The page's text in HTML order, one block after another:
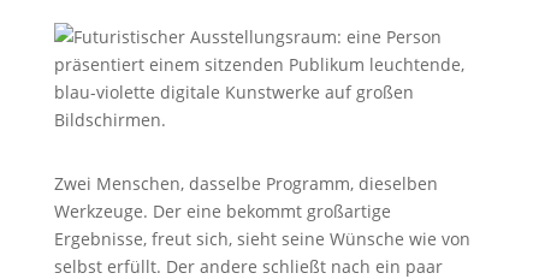
Zwei Menschen, dasselbe Programm, dieselben
Werkzeuge. Der eine bekommt großartige
Ergebnisse, freut sich, sieht seine Wünsche wie von
selbst erfüllt. Der andere schließt nach ein paar